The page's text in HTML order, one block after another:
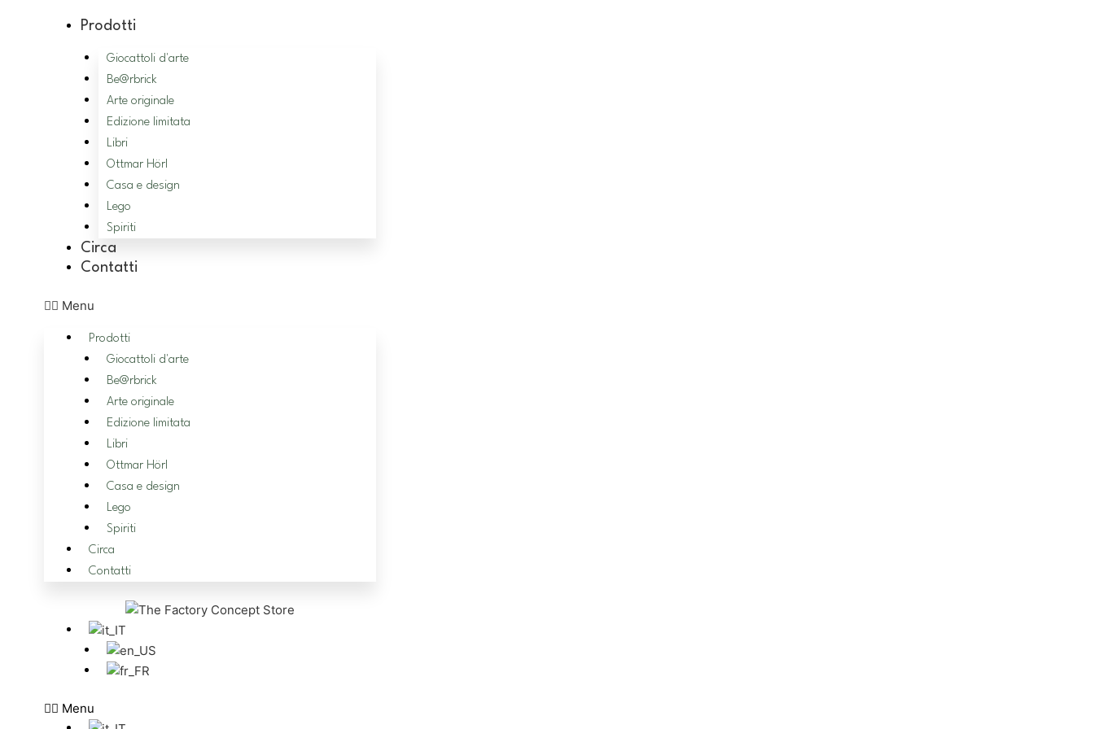
Prodotti
Giocattoli d'arte
Be@rbrick
Arte originale
Edizione limitata
Libri
Ottmar Hörl
Casa e design
Lego
Spiriti
Circa
Contatti
Menu
Prodotti
Giocattoli d'arte
Be@rbrick
Arte originale
Edizione limitata
Libri
Ottmar Hörl
Casa e design
Lego
Spiriti
Circa
Contatti
Menu